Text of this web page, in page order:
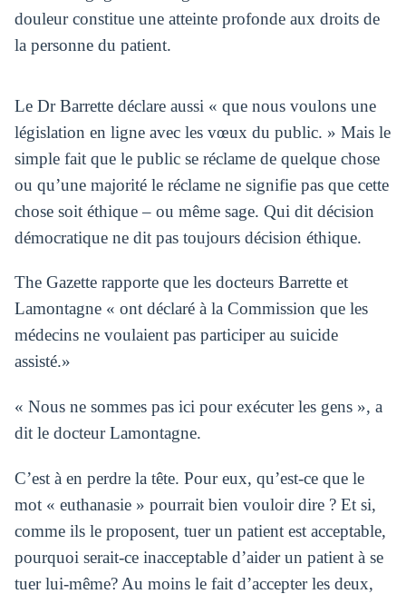
douleur constitue une atteinte profonde aux droits de
la personne du patient.
Le Dr Barrette déclare aussi « que nous voulons une
législation en ligne avec les vœux du public. » Mais le
simple fait que le public se réclame de quelque chose
ou qu’une majorité le réclame ne signifie pas que cette
chose soit éthique – ou même sage. Qui dit décision
démocratique ne dit pas toujours décision éthique.
The Gazette rapporte que les docteurs Barrette et
Lamontagne « ont déclaré à la Commission que les
médecins ne voulaient pas participer au suicide
assisté.»
« Nous ne sommes pas ici pour exécuter les gens », a
dit le docteur Lamontagne.
C’est à en perdre la tête. Pour eux, qu’est-ce que le
mot « euthanasie » pourrait bien vouloir dire ? Et si,
comme ils le proposent, tuer un patient est acceptable,
pourquoi serait-ce inacceptable d’aider un patient à se
tuer lui-même? Au moins le fait d’accepter les deux,